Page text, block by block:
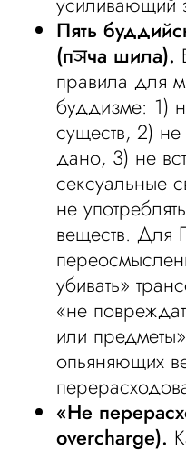
Пять
(пञча шила).
правила для
буддизме: 1)
существ, 2) не
дано, 3) не
сексуальные
не
веществ. Для
убивать»
«не
или
опьяняющих
«Не
overcharge).